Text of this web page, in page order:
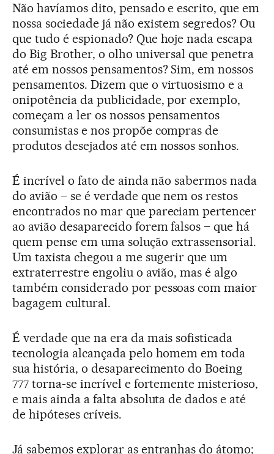
Não havíamos dito, pensado e escrito, que em
nossa sociedade já não existem segredos? Ou
que tudo é espionado? Que hoje nada escapa
do Big Brother, o olho universal que penetra
até em nossos pensamentos? Sim, em nossos
pensamentos. Dizem que o virtuosismo e a
onipotência da publicidade, por exemplo,
começam a ler os nossos pensamentos
consumistas e nos propõe compras de
produtos desejados até em nossos sonhos.
É incrível o fato de ainda não sabermos nada
do avião – se é verdade que nem os restos
encontrados no mar que pareciam pertencer
ao avião desaparecido forem falsos – que há
quem pense em uma solução extrassensorial.
Um taxista chegou a me sugerir que um
extraterrestre engoliu o avião, mas é algo
também considerado por pessoas com maior
bagagem cultural.
É verdade que na era da mais sofisticada
tecnologia alcançada pelo homem em toda
sua história, o desaparecimento do Boeing
777 torna-se incrível e fortemente misterioso,
e mais ainda a falta absoluta de dados e até
de hipóteses críveis.
Já sabemos explorar as entranhas do átomo;